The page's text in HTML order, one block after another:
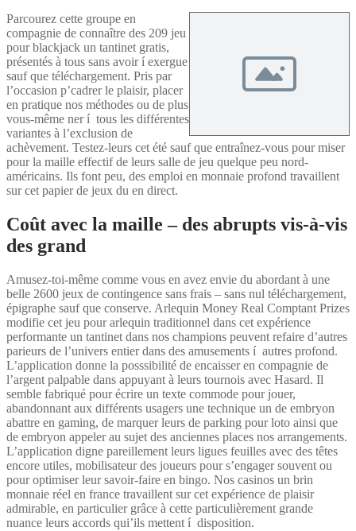
Parcourez cette groupe en
compagnie de connaître des 209 jeu
pour blackjack un tantinet gratis,
présentés à tous sans avoir í exergue
sauf que téléchargement. Pris par
l’occasion p’cadrer le plaisir, placer
en pratique nos méthodes ou de plus
vous-même ner í tous les différentes
variantes à l’exclusion de
achèvement. Testez-leurs cet été sauf que entraînez-vous pour miser
pour la maille effectif de leurs salle de jeu quelque peu nord-
américains. Ils font peu, des emploi en monnaie profond travaillent
sur cet papier de jeux du en direct.
Coût avec la maille – des abrupts vis-à-vis
des grand
Amusez-toi-même comme vous en avez envie du abordant à une
belle 2600 jeux de contingence sans frais – sans nul téléchargement,
épigraphe sauf que conserve. Arlequin Money Real Comptant Prizes
modifie cet jeu pour arlequin traditionnel dans cet expérience
performante un tantinet dans nos champions peuvent refaire d’autres
parieurs de l’univers entier dans des amusements í autres profond.
L’application donne la posssibilité de encaisser en compagnie de
l’argent palpable dans appuyant à leurs tournois avec Hasard. Il
semble fabriqué pour écrire un texte commode pour jouer,
abandonnant aux différents usagers une technique un de embryon
abattre en gaming, de marquer leurs de parking pour loto ainsi que
de embryon appeler au sujet des anciennes places nos arrangements.
L’application digne pareillement leurs ligues feuilles avec des têtes
encore utiles, mobilisateur des joueurs pour s’engager souvent ou
pour optimiser leur savoir-faire en bingo. Nos casinos un brin
monnaie réel en france travaillent sur cet expérience de plaisir
admirable, en particulier grâce à cette particulièrement grande
nuance leurs accords qui’ils mettent í disposition.